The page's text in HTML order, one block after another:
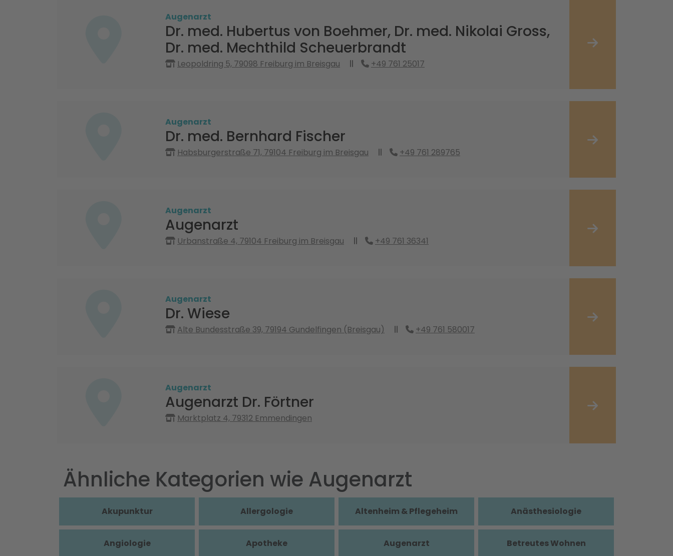
Augenarzt
Dr. med. Hubertus von Boehmer, Dr. med. Nikolai Gross,
Dr. med. Mechthild Scheuerbrandt
Leopoldring 5, 79098 Freiburg im Breisgau +49 761 25017
Augenarzt
Dr. med. Bernhard Fischer
Habsburgerstraße 71, 79104 Freiburg im Breisgau +49 761 289765
Augenarzt
Augenarzt
Urbanstraße 4, 79104 Freiburg im Breisgau +49 761 36341
Augenarzt
Dr. Wiese
Alte Bundesstraße 39, 79194 Gundelfingen (Breisgau) +49 761 580017
Augenarzt
Augenarzt Dr. Förtner
Marktplatz 4, 79312 Emmendingen
Ähnliche Kategorien wie Augenarzt
Akupunktur Allergologie Altenheim & Pflegeheim Anästhesiologie
Angiologie Apotheke Augenarzt Betreutes Wohnen